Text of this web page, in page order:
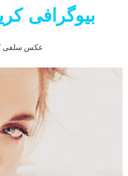
بیوگرافی
عکس سلفی